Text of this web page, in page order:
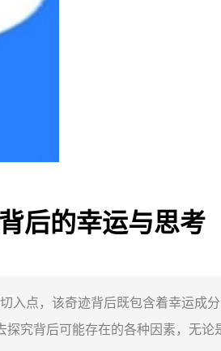
后的幸运与思考
入点，该奇迹背后既包含着幸运成
究背后可能存在的各种因素，无论